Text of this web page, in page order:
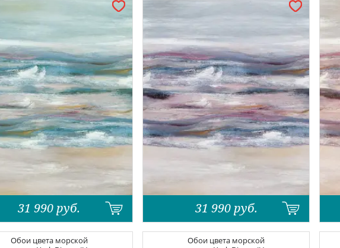
31 990руб. 31 990руб.
Обои цвета морской
Обои цвета морской